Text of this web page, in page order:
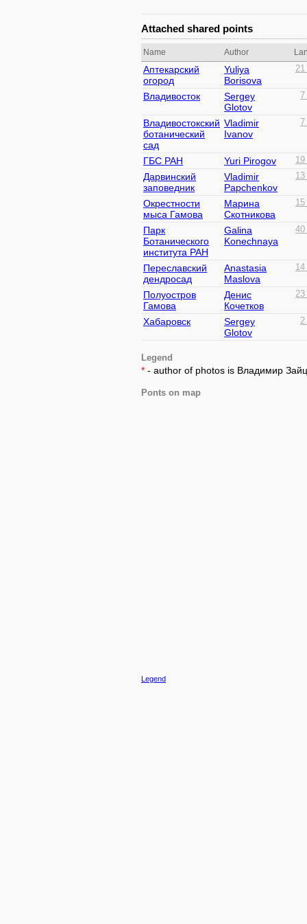
Attached shared points
Name Author
Аптекарский
огород
Yuliya
Borisova
21
Владивосток
Sergey
Glotov
Владивостокский
ботанический
сад
Vladimir
Ivanov
ГБС РАН Yuri Pirogov
Дарвинский
заповедник
Vladimir
Papchenkov
Окрестности
мыса Гамова
Марина
Скотникова
Парк
Ботанического
института РАН
Galina
Konechnaya
40
Переславский
дендросад
Anastasia
Maslova
Полуостров
Гамова
Денис
Кочетков
23
Хабаровск
Sergey
Glotov
2
Legend
* - author of photos is Владимир
Ponts on map
Legend